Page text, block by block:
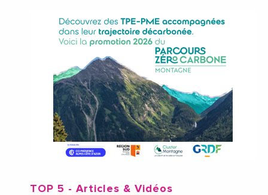
TOP 5 - Articles & Vidéos